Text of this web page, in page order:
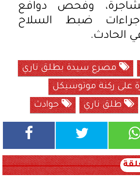
وفحص دوافع
ضبط السلاح
الحادث.
مصرع سيدة بطلق ناري
ركنة موتوسيكل
طلق ناري حوادث